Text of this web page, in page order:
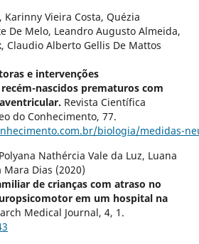
Karinny Vieira Costa, Quézia
De Melo, Leandro Augusto Almeida,
Claudio Alberto Gellis De Mattos
e intervenções
nascidos prematuros com
Revista Científica
do Conhecimento, 77.
biologia/medidas-
Nathércia Vale da Luz, Luana
Mara Dias (2020)
de crianças com atraso no
em um hospital na
Medical Journal, 4, 1.